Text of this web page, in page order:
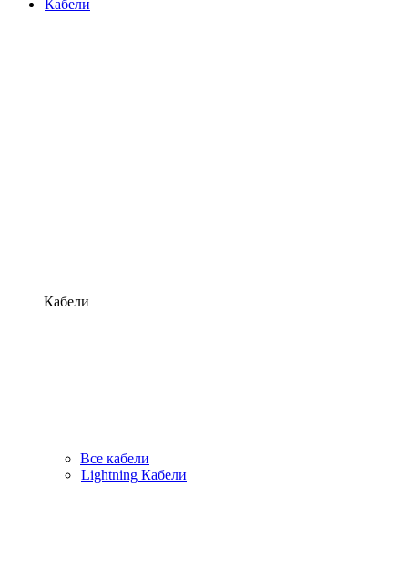
Кабели
Кабели
Все кабели
Lightning Кабели